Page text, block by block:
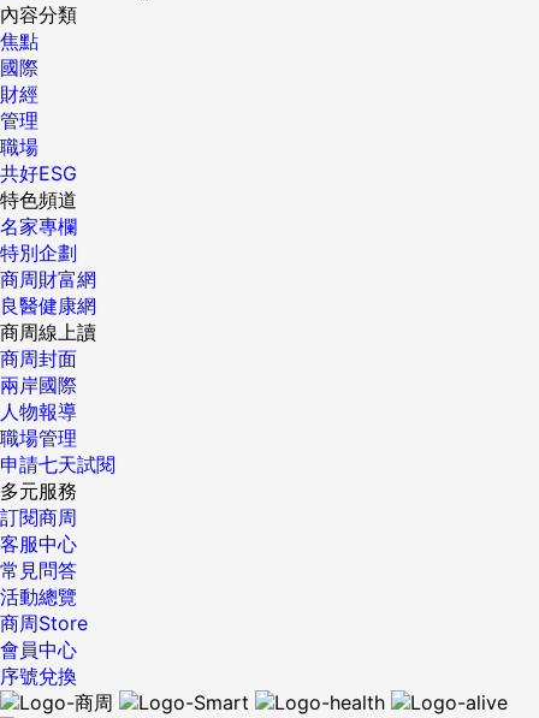
內容分類
焦點
國際
財經
管理
職場
共好ESG
特色頻道
名家專欄
特別企劃
商周財富網
良醫健康網
商周線上讀
商周封面
兩岸國際
人物報導
職場管理
申請七天試閱
多元服務
訂閱商周
客服中心
常見問答
活動總覽
商周Store
會員中心
序號兌換